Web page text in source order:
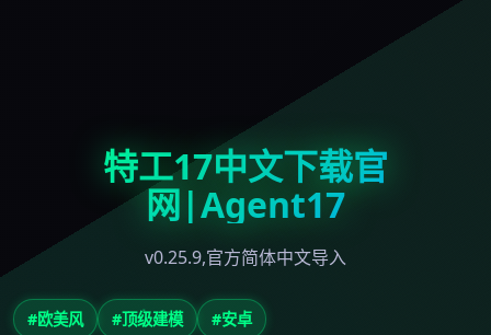
特工17中文下载官
网|Agent17
v0.25.9,官方简体中文导入
#欧美风 #顶级建模 #安卓